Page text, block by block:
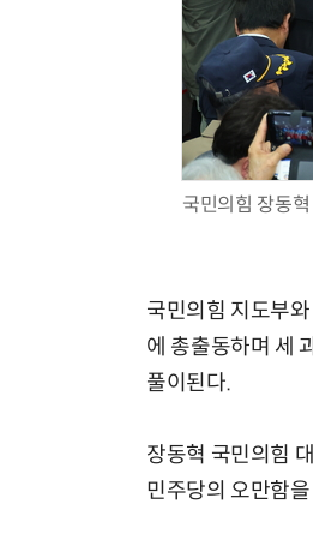
국민의힘 장동
국민의힘 지도부
에 총출동하며 세
풀이된다.
장동혁 국민의힘
민주당의 오만함
현업에서 바로 쓰는 "하네스 엔지니어링" 실습 교육